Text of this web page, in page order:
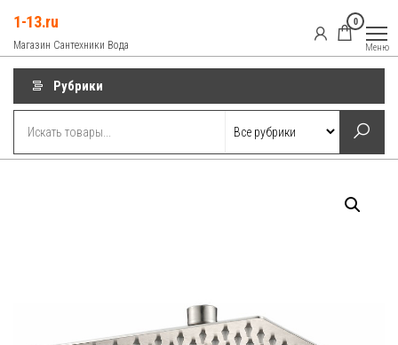
содержимому
1-13.ru
Магазин Сантехники Вода
0
Меню
Рубрики